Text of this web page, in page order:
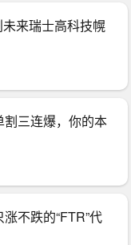
来瑞士高科技幌
三连爆，你的本
不跌的“FTR”代